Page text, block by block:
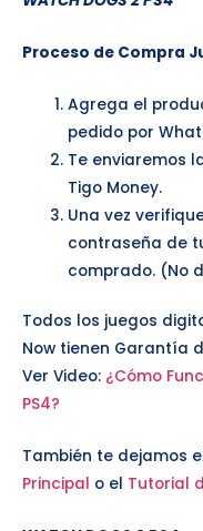
Proceso de Compra
Agrega el
pedido por
Te enviaremos
Tigo Money.
Una vez
contraseña de
comprado. (No
Todos los juegos
Now tienen Garantía
Ver Video: ¿Cómo
PS4?
También te dejamos
Principal o el Tutorial